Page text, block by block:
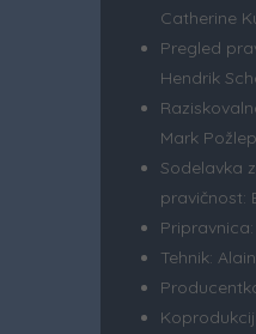
Catherine
Pregled
Hendrik
Mark
Sodelavka
pravičnost:
Tehnik: